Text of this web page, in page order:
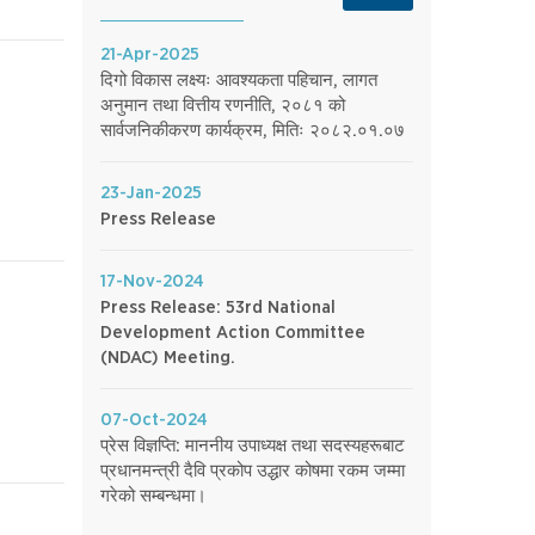
21-Apr-2025
दिगो विकास लक्ष्यः आवश्यकता पहिचान, लागत
अनुमान तथा वित्तीय रणनीति, २०८१ को
सार्वजनिकीकरण कार्यक्रम, मितिः २०८२.०१.०७
23-Jan-2025
Press Release
17-Nov-2024
Press Release: 53rd National
Development Action Committee
(NDAC) Meeting.
07-Oct-2024
प्रेस विज्ञप्ति: माननीय उपाध्यक्ष तथा सदस्यहरूबाट
प्रधानमन्त्री दैवि प्रकोप उद्धार कोषमा रकम जम्मा
गरेको सम्बन्धमा।